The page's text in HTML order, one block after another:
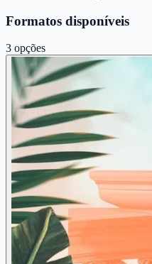
Formatos disponíveis
3 opções